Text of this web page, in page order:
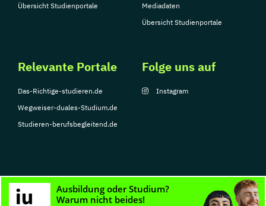
Übersicht Studienportale
Mediadaten
Übersicht Studienportale
Relevante Portale
Das-Richtige-studieren.de
Wegweiser-duales-Studium.de
Studieren-berufsbegleitend.de
Folge uns auf
Instagram
© Copyright 2026, TarGroup Media GmbH